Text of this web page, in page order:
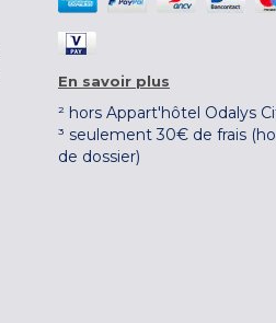
En savoir plus
² hors Appart'hôtel Odalys
³ seulement 30€ de frais
de dossier)